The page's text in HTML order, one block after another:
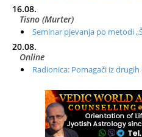
16.08.
Tisno (Murter)
Seminar pjevanja po metodi
20.08.
Online
Radionica: Pomagači iz
Zagreb+Online
Osnovni ThetaHealing®